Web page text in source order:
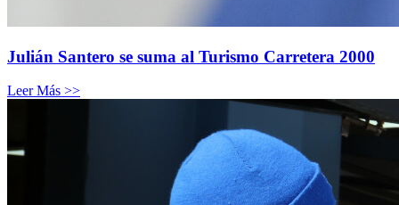
Julián Santero se suma al Turismo Carretera 2000
Leer Más >>